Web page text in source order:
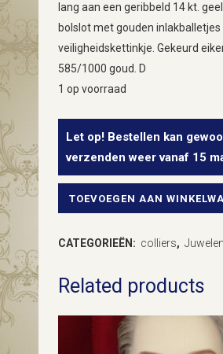
lang aan een geribbeld 14 kt.
bolslot met gouden inlakballetjes
veiligheidskettinkje. Gekeurd
585/1000 goud. D
1 op voorraad
Let op! Bestellen kan
verzenden weer vanaf 15
Collier
met
14
TOEVOEGEN AAN
CATEGORIEËN: colliers, Juwelen
Related products